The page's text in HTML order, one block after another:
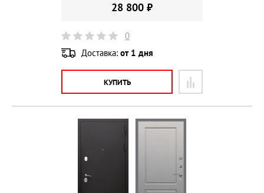
28 800 ₽
0
Доставка: от 1 дня
КУПИТЬ